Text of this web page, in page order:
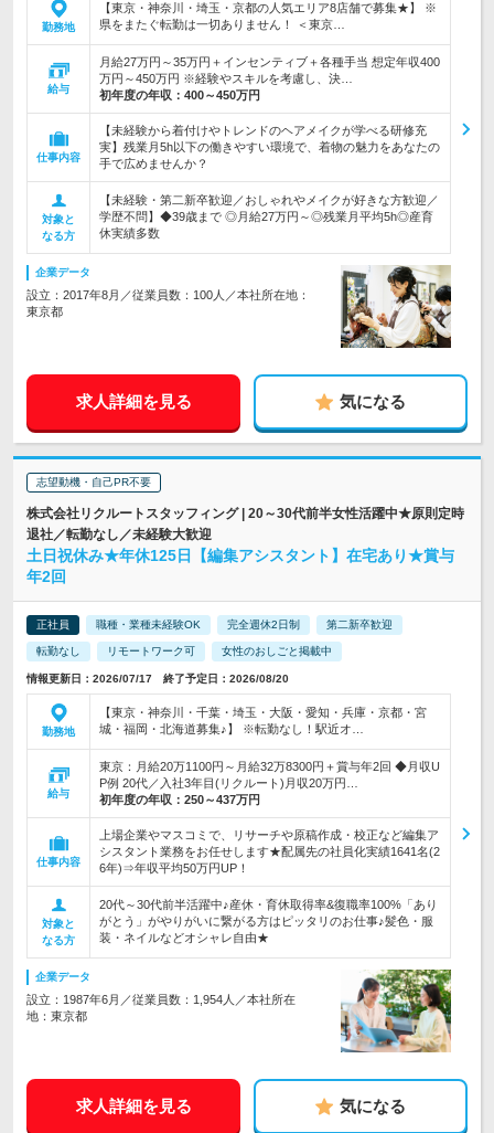
勤務地
【東京・神奈川・埼玉・京都の人気エリア8店舗で募集★】 ※
県をまたぐ転勤は一切ありません！ ＜東京…
給与
月給27万円～35万円＋インセンティブ＋各種手当 想定年収400
万円～450万円 ※経験やスキルを考慮し、決…
初年度の年収： 400～450万円
仕事内容
【未経験から着付けやトレンドのヘアメイクが学べる研修充
実】残業月5h以下の働きやすい環境で、着物の魅力をあなたの
手で広めませんか？
対象と
なる方
【未経験・第二新卒歓迎／おしゃれやメイクが好きな方歓迎／
学歴不問】◆39歳まで ◎月給27万円～◎残業月平均5h◎産育
休実績多数
企業データ
設立：2017年8月／従業員数：100人／本社所在地：
東京都
求人詳細を見る 気になる
志望動機・自己PR不要
株式会社リクルートスタッフィング | 20～30代前半女性活躍中★原則定時
退社／転勤なし／未経験大歓迎
土日祝休み★年休125日【編集アシスタント】在宅あり★賞与
年2回
正社員 職種・業種未経験OK 完全週休2日制 第二新卒歓迎
転勤なし リモートワーク可 女性のおしごと掲載中
情報更新日：2026/07/17 終了予定日：2026/08/20
勤務地
【東京・神奈川・千葉・埼玉・大阪・愛知・兵庫・京都・宮
城・福岡・北海道募集♪】 ※転勤なし！駅近オ…
給与
東京：月給20万1100円～月給32万8300円＋賞与年2回 ◆月収U
P例 20代／入社3年目(リクルート)月収20万円…
初年度の年収： 250～437万円
仕事内容
上場企業やマスコミで、リサーチや原稿作成・校正など編集ア
シスタント業務をお任せします★配属先の社員化実績1641名(2
6年)⇒年収平均50万円UP！
対象と
なる方
20代～30代前半活躍中♪産休・育休取得率&復職率100%「あり
がとう」がやりがいに繋がる方はピッタリのお仕事♪髪色・服
装・ネイルなどオシャレ自由★
企業データ
設立：1987年6月／従業員数：1,954人／本社所在
地：東京都
求人詳細を見る 気になる